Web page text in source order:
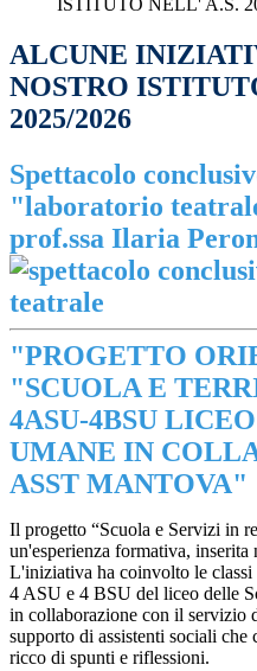
ISTITUTO NELL' A.S.
ALCUNE
NOSTRO
2025/2026
Spettacolo
"laboratorio
prof.ssa Ilaria
"PROGETTO
"SCUOLA E
4ASU-4BSU
UMANE IN
ASST MANTOVA"
Il progetto “Scuola e Servizi in
un'esperienza formativa,
L'iniziativa ha coinvolto le classi
4 ASU e 4 BSU del liceo delle
in collaborazione con il servizio
supporto di assistenti sociali
ricco di spunti e riflessioni.